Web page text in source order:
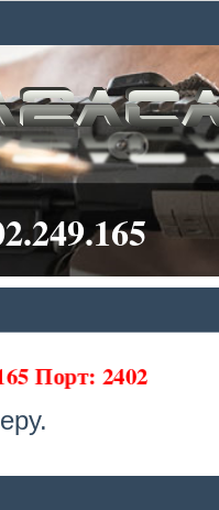
Порт: 2402